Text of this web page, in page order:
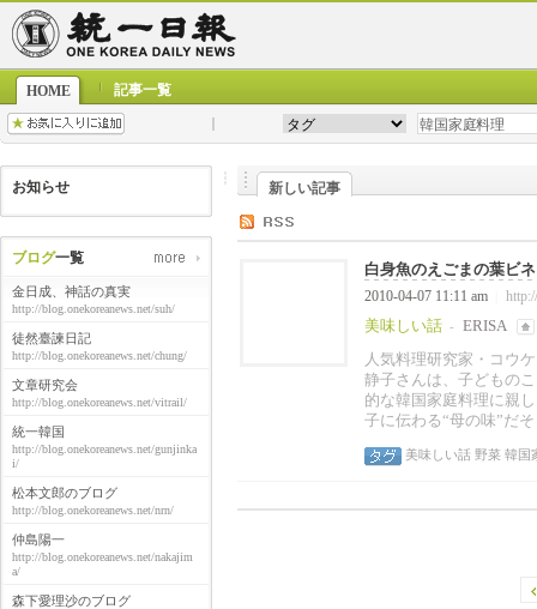
HOME 記事一覧
お知らせ
ブログ一覧
金日成、神話の真実
http://blog.onekoreanews.net/suh/
徒然臺諫日記
http://blog.onekoreanews.net/chung/
文章研究会
http://blog.onekoreanews.net/vitrail/
統一韓国
http://blog.onekoreanews.net/gunjinka
i/
松本文郎のブログ
http://blog.onekoreanews.net/nrn/
仲島陽一
http://blog.onekoreanews.net/nakajim
a/
森下愛理沙のブログ
新しい記事
白身魚のえごまの葉ビ
2010-04-07 11:11 am
美味しい話 -
ERISA
人気料理研究家・コウ
静子さんは、子どもの
的な韓国家庭料理に親
子に伝わる“母の味”だ
美味しい話 野菜 韓国